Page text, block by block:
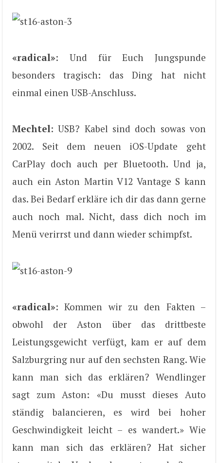
«radical»: Und für Euch Jungspunde
besonders tragisch: das Ding hat nicht
einmal einen USB-Anschluss.
Mechtel: USB? Kabel sind doch sowas von
2002. Seit dem neuen iOS-Update geht
CarPlay doch auch per Bluetooth. Und ja,
auch ein Aston Martin V12 Vantage S kann
das. Bei Bedarf erkläre ich dir das dann gerne
auch noch mal. Nicht, dass dich noch im
Menü verirrst und dann wieder schimpfst.
«radical»: Kommen wir zu den Fakten –
obwohl der Aston über das drittbeste
Leistungsgewicht verfügt, kam er auf dem
Salzburgring nur auf den sechsten Rang. Wie
kann man sich das erklären? Wendlinger
sagt zum Aston: «Du musst dieses Auto
ständig balancieren, es wird bei hoher
Geschwindigkeit leicht – es wandert.» Wie
kann man sich das erklären? Hat sicher